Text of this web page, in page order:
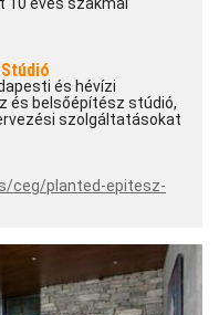
10 éves szakmai
és hévízi
és belsőépítész stúdió,
szolgáltatásokat
ceg/planted-epitesz-